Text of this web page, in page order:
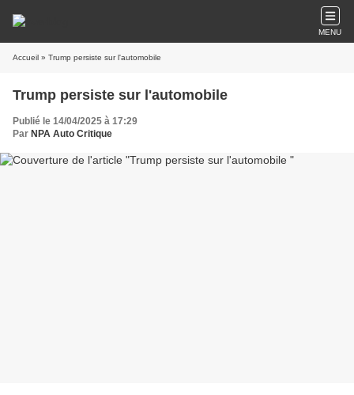
MENU
Accueil » Trump persiste sur l'automobile
Trump persiste sur l'automobile
Publié le 14/04/2025 à 17:29
Par NPA Auto Critique